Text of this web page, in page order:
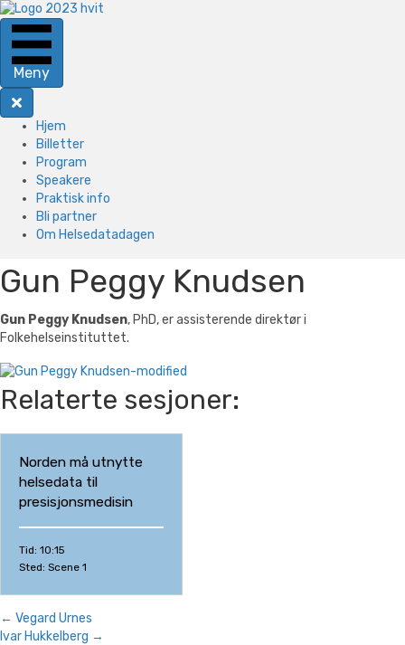
Meny
Hjem
Billetter
Program
Speakere
Praktisk info
Bli partner
Om Helsedatadagen
Gun Peggy Knudsen
Gun Peggy Knudsen, PhD, er assisterende direktør i
Folkehelseinstituttet.
Relaterte sesjoner:
Norden må utnytte
helsedata til
presisjonsmedisin
Tid: 10:15
Sted: Scene 1
Posts
← Vegard Urnes
Ivar Hukkelberg →